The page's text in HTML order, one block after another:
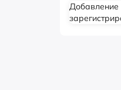
Добавление